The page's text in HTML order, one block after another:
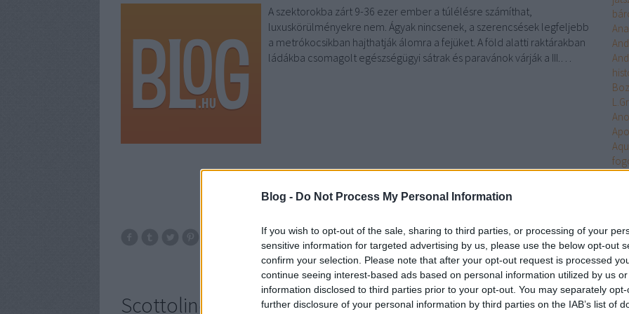
Blog - Do Not Process My Personal Information
If you wish to opt-out of the sale, sharing to third parties, or processing of your
sensitive information for targeted advertising by us, please use the below opt-out
confirm your selection. Please note that after your opt-out request is processed
continue seeing interest-based ads based on personal information utilized by us
information disclosed to third parties prior to your opt-out. You may separately
further disclosure of your personal information by third parties on the IAB’s list of
A szektorokba zárt 9-36 ezer ember a túlélésre számíthat,
luxuskörülményekre nem. Ágyak nincsenek, a szerencsések legfeljebb
a metrókocsikban hajthatják álomra a fejüket. A föld alatti raktárakban
ládákba csomagolt egészségügyi sátrak és paravánok várják a III.…
Szólj hozzá!
Idézet Bell Logan Kecskeméti Riley Sund Scottoline Kordos Scalzi
Scottoline: Utolsó kívánság